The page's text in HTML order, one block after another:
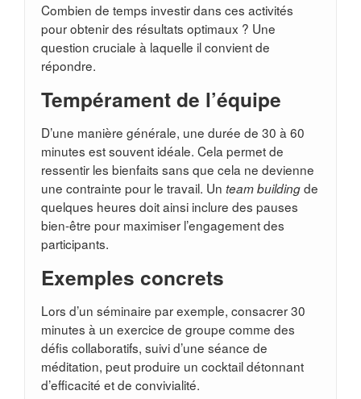
Combien de temps investir dans ces activités
pour obtenir des résultats optimaux ? Une
question cruciale à laquelle il convient de
répondre.
Tempérament de l’équipe
D’une manière générale, une durée de 30 à 60
minutes est souvent idéale. Cela permet de
ressentir les bienfaits sans que cela ne devienne
une contrainte pour le travail. Un team buildingde
quelques heures doit ainsi inclure des pauses
bien-être pour maximiser l’engagement des
participants.
Exemples concrets
Lors d’un séminaire par exemple, consacrer 30
minutes à un exercice de groupe comme des
défis collaboratifs, suivi d’une séance de
méditation, peut produire un cocktail détonnant
d’efficacité et de convivialité.